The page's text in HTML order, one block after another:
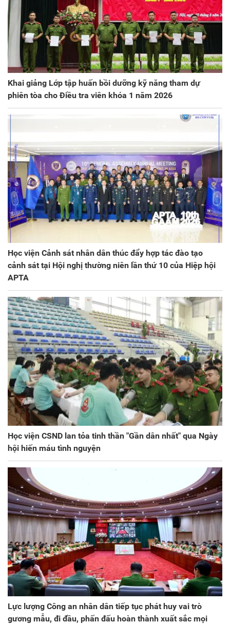
Khai giảng Lớp tập huấn bồi dưỡng kỹ năng tham dự
phiên tòa cho Điều tra viên khóa 1 năm 2026
Học viện Cảnh sát nhân dân thúc đẩy hợp tác đào tạo
cảnh sát tại Hội nghị thường niên lần thứ 10 của Hiệp hội
APTA
Học viện CSND lan tỏa tinh thần "Gần dân nhất" qua Ngày
hội hiến máu tình nguyện
Lực lượng Công an nhân dân tiếp tục phát huy vai trò
gương mẫu, đi đầu, phấn đấu hoàn thành xuất sắc mọi